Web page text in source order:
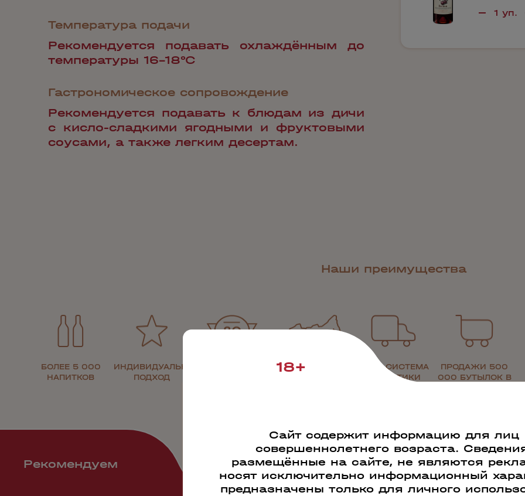
Температура подачи
Рекомендуется подавать охлаждённым до
температуры 16-18°С
Гастрономическое сопровождение
Рекомендуется подавать к блюдам из дичи
с кисло-сладкими ягодными и фруктовыми
соусами, а также легким десертам.
Наши преимущества
БОЛЕЕ 5 000
НАПИТКОВ
ИНДИВИДУАЛЬНЫЙ
ПОДХОД
РАБОТАЕМ ПО
СВОЯ СИСТЕМА
ЛОГИСТИКИ
ПРОДАЖИ 500
000 БУТЫЛОК В
Рекомендуем
18+
Сайт содержит информацию для лиц
совершеннолетнего возраста.
размещённые на сайте, не являются
носят исключительно информационный
предназначены только для личного